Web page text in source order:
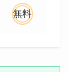
無料